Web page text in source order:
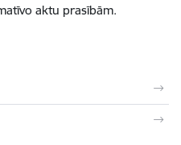
aktu prasībām.